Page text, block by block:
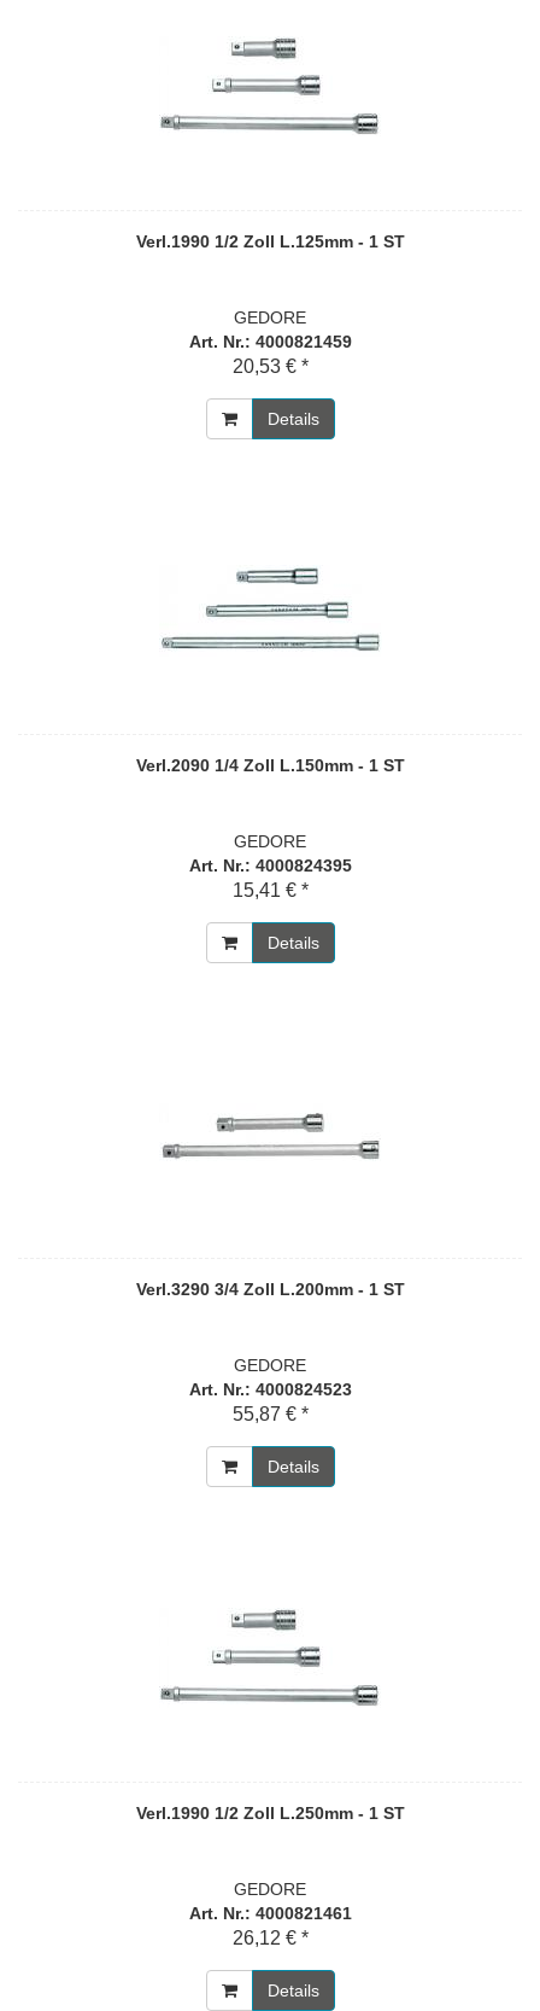
Verl.1990 1/2 Zoll L.125mm - 1 ST
GEDORE
Art. Nr.: 4000821459
20,53 € *
Details
Verl.2090 1/4 Zoll L.150mm - 1 ST
GEDORE
Art. Nr.: 4000824395
15,41 € *
Details
Verl.3290 3/4 Zoll L.200mm - 1 ST
GEDORE
Art. Nr.: 4000824523
55,87 € *
Details
Verl.1990 1/2 Zoll L.250mm - 1 ST
GEDORE
Art. Nr.: 4000821461
26,12 € *
Details